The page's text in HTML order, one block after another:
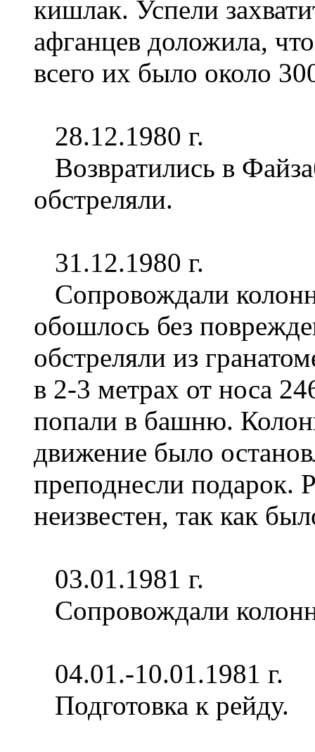
кишлак. Успели
афганцев доложила,
всего их было около
28.12.1980 г.
Возвратились в
обстреляли.
31.12.1980 г.
Сопровождали
обошлось без
обстреляли из
в 2-3 метрах от носа
попали в башню.
движение было
преподнесли подарок.
неизвестен, так как
03.01.1981 г.
Сопровождали
04.01.-10.01.1981 г.
Подготовка к рейду.